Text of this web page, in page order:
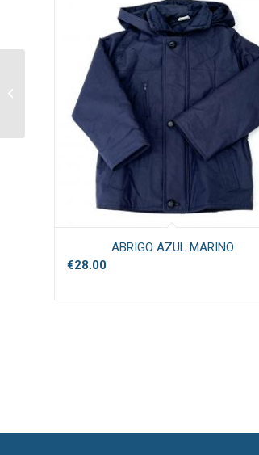
ABRIGO AZUL MARINO
€28.00
CHALECO POLAR
ALEGRA (OPCIONAL)